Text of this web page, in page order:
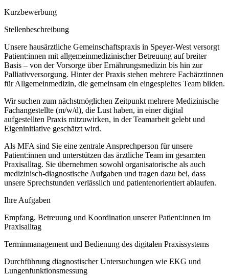
Kurzbewerbung
Stellenbeschreibung
Unsere hausärztliche Gemeinschaftspraxis in Speyer-West versorgt
Patient:innen mit allgemeinmedizinischer Betreuung auf breiter
Basis – von der Vorsorge über Ernährungsmedizin bis hin zur
Palliativversorgung. Hinter der Praxis stehen mehrere Fachärztinnen
für Allgemeinmedizin, die gemeinsam ein eingespieltes Team bilden.
Wir suchen zum nächstmöglichen Zeitpunkt mehrere Medizinische
Fachangestellte (m/w/d), die Lust haben, in einer digital
aufgestellten Praxis mitzuwirken, in der Teamarbeit gelebt und
Eigeninitiative geschätzt wird.
Als MFA sind Sie eine zentrale Ansprechperson für unsere
Patient:innen und unterstützen das ärztliche Team im gesamten
Praxisalltag. Sie übernehmen sowohl organisatorische als auch
medizinisch-diagnostische Aufgaben und tragen dazu bei, dass
unsere Sprechstunden verlässlich und patientenorientiert ablaufen.
Ihre Aufgaben
Empfang, Betreuung und Koordination unserer Patient:innen im
Praxisalltag
Terminmanagement und Bedienung des digitalen Praxissystems
Durchführung diagnostischer Untersuchungen wie EKG und
Lungenfunktionsmessung